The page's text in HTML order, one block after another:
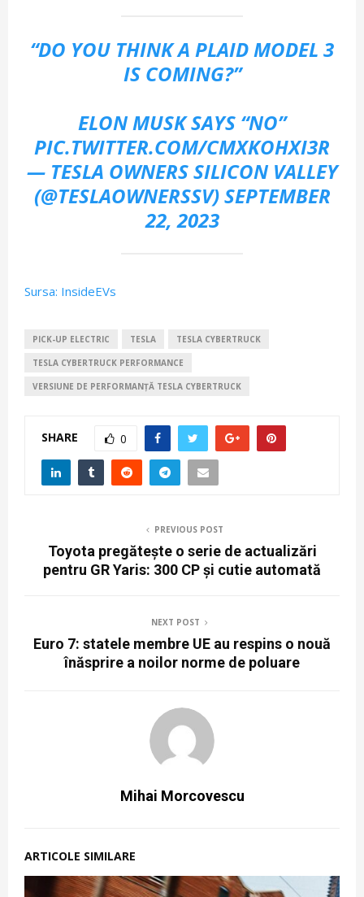
“DO YOU THINK A PLAID MODEL 3
IS COMING?”
ELON MUSK SAYS “NO”
PIC.TWITTER.COM/CMXKOHXI3R
— TESLA OWNERS SILICON VALLEY
(@TESLAOWNERSSV)SEPTEMBER
22, 2023
Sursa: InsideEVs
PICK-UP ELECTRIC TESLA TESLA CYBERTRUCK
TESLA CYBERTRUCK PERFORMANCE
VERSIUNE DE PERFORMANȚĂ TESLA CYBERTRUCK
SHARE 0
PREVIOUS POST
Toyota pregătește o serie de actualizări
pentru GR Yaris: 300 CP și cutie automată
NEXT POST
Euro 7: statele membre UE au respins o nouă
înăsprire a noilor norme de poluare
Mihai Morcovescu
ARTICOLE SIMILARE